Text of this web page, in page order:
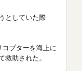
としていた際
プターを海上に
救助された。